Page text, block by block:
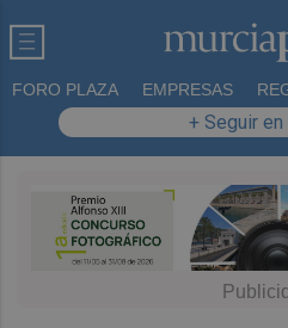
FORO PLAZA EMPRESAS
+ Seguir en